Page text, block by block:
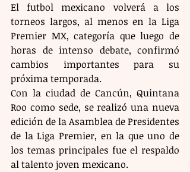
El futbol mexicano volverá a los
torneos largos, al menos en la Liga
Premier MX, categoría que luego de
horas de intenso debate, confirmó
cambios importantes para su
próxima temporada.
Con la ciudad de Cancún, Quintana
Roo como sede, se realizó una nueva
edición de la Asamblea de Presidentes
de la Liga Premier, en la que uno de
los temas principales fue el respaldo
al talento joven mexicano.